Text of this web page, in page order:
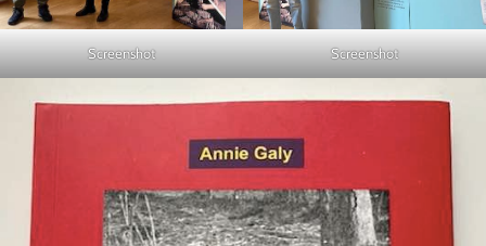
Screenshot Screenshot